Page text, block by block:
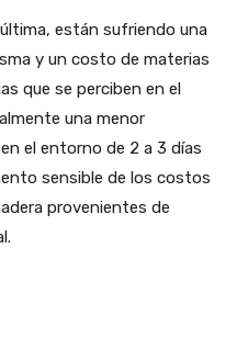
están sufriendo una
y un costo de materias
que se perciben en el
una menor
el entorno de 2 a 3 días
sensible de los costos
provenientes de